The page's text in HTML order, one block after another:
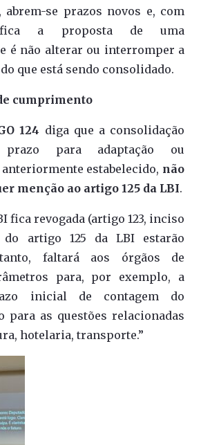
abrem-se prazos novos e, com
a proposta de uma
é não alterar ou interromper a
que está sendo consolidado.
cumprimento
124 diga que a consolidação
para adaptação ou
estabelecido, não
menção ao artigo 125 da LBI.
fica revogada (artigo 123, inciso
artigo 125 da LBI estarão
faltará aos órgãos de
para, por exemplo, a
inicial de contagem do
para as questões relacionadas
hotelaria, transporte.”